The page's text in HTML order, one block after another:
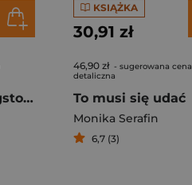
Moje zasady. Kingston Lane. Tom 1
KSIĄŻKA
30,91 zł
46,90 zł - sugerowana cena
detaliczna
To musi się udać
Monika Serafin
6,7 (3)